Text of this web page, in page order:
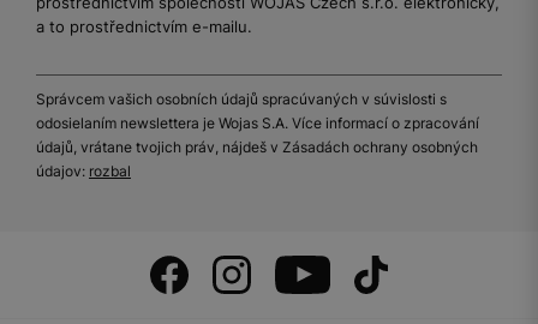
a to prostřednictvím e-mailu.
Správcem vašich osobních údajů spracúvaných v súvislosti s
odosielaním newslettera je Wojas S.A. Více informací o zpracování
údajů, vrátane tvojich práv, nájdeš v Zásadách ochrany osobných
údajov: rozbal